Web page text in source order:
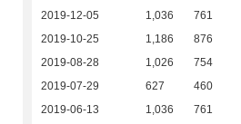
2019-12-05 1,036 761
2019-10-25 1,186 876
2019-08-28 1,026 754
2019-07-29 627 460
2019-06-13 1,036 761